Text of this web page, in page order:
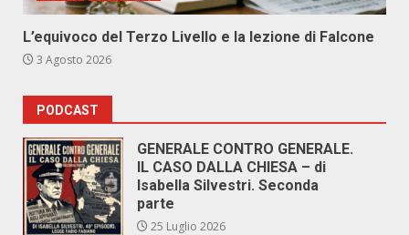
L’equivoco del Terzo Livello e la lezione di Falcone
3 Agosto 2026
PODCAST
GENERALE CONTRO GENERALE.
IL CASO DALLA CHIESA – di
Isabella Silvestri. Seconda
parte
25 Luglio 2026